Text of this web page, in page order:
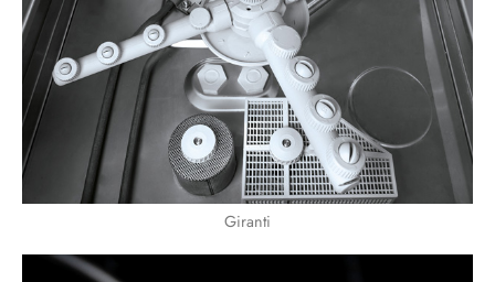
Giranti